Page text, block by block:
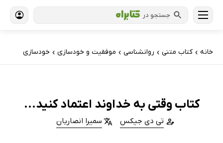
جستجو در
خانه › کتاب‌ متنی › روانشناسی › موفقیت و خودسازی › خودسازی
کتاب وقتی به خداوند اعتماد کنید...
تی دی جیکس سمیرا انصاریان